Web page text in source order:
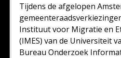
Tijdens de afgelopen
Instituut voor Migratie en
(IMES) van de Universiteit
Bureau Onderzoek